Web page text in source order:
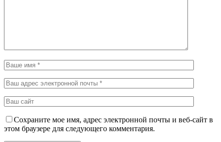
Сохраните мое имя, адрес электронной почты и веб-сайт в
этом браузере для следующего комментария.